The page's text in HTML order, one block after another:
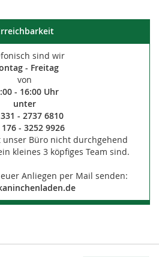
sind wir
- Freitag
von
- 16:00 Uhr
unter
- 2737 6810
- 3252 9926
Büro nicht durchgehend
kleines 3 köpfiges Team sind.
Anliegen per Mail senden: